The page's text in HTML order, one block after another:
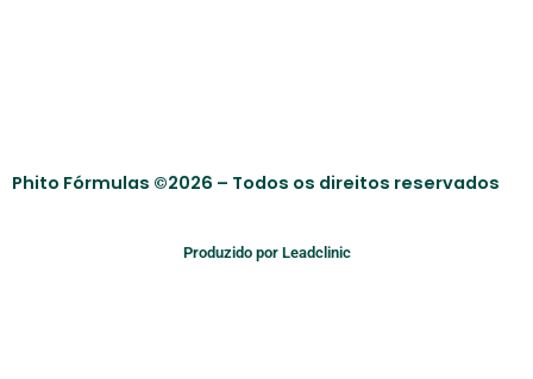
Phito Fórmulas ©2026 – Todos os direitos reservados
Produzido por Leadclinic